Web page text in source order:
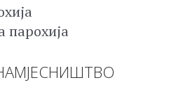
парохија